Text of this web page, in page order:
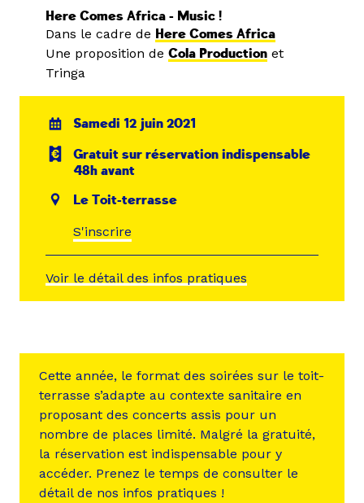
Here Comes Africa - Music !
Dans le cadre de Here Comes Africa
Une proposition de Cola Production et
Tringa
Samedi 12 juin 2021
Gratuit sur réservation indispensable
48h avant
Le Toit-terrasse
S'inscrire
Voir le détail des infos pratiques
Cette année, le format des soirées sur le toit-
terrasse s’adapte au contexte sanitaire en
proposant des concerts assis pour un
nombre de places limité. Malgré la gratuité,
la réservation est indispensable pour y
accéder. Prenez le temps de consulter le
détail de nos infos pratiques !